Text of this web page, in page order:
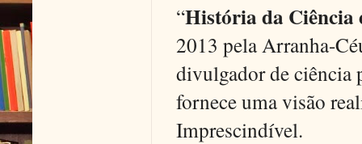
“História da Ciência
2013 pela Arranha-
divulgador de ciência
fornece uma visão
Imprescindível.